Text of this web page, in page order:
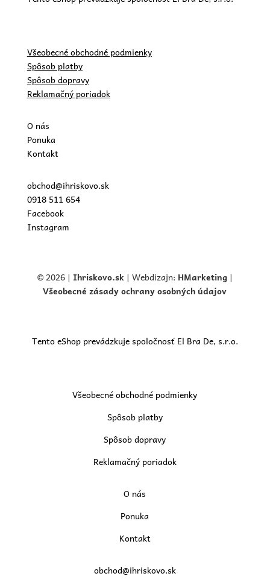
Všeobecné obchodné podmienky
Spôsob platby
Spôsob dopravy
Reklamačný poriadok
O nás
Ponuka
Kontakt
obchod@ihriskovo.sk
0918 511 654
Facebook
Instagram
© 2026 | Ihriskovo.sk| Webdizajn: HMarketing |
Všeobecné zásady ochrany osobných údajov
Tento eShop prevádzkuje spoločnosť El Bra De, s.r.o.
Všeobecné obchodné podmienky
Spôsob platby
Spôsob dopravy
Reklamačný poriadok
O nás
Ponuka
Kontakt
obchod@ihriskovo.sk